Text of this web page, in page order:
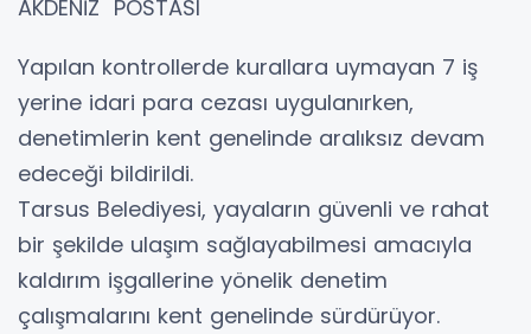
AKDENİZ POSTASI
Yapılan kontrollerde kurallara uymayan 7 iş
yerine idari para cezası uygulanırken,
denetimlerin kent genelinde aralıksız devam
edeceği bildirildi.
Tarsus Belediyesi, yayaların güvenli ve rahat
bir şekilde ulaşım sağlayabilmesi amacıyla
kaldırım işgallerine yönelik denetim
çalışmalarını kent genelinde sürdürüyor.